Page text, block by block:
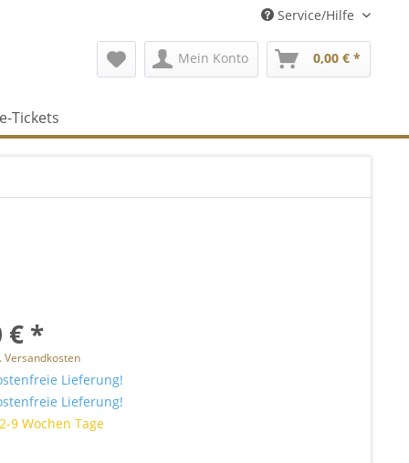
Service/Hilfe
Mein Konto 0,00 € *
Tickets
€ *
Versandkosten
Lieferung!
Lieferung!
9 Wochen Tage